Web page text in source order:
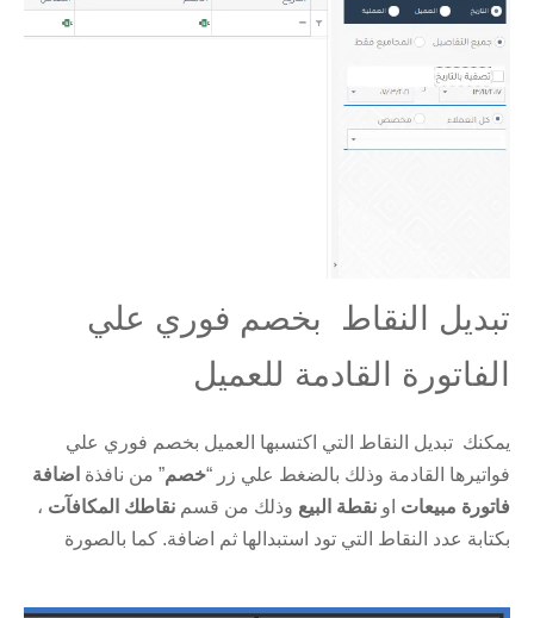
تبديل النقاط بخصم فوري علي
الفاتورة القادمة للعميل
يمكنك تبديل النقاط التي اكتسبها العميل بخصم فوري علي
فواتيرها القادمة وذلك بالضغط علي زر “خصم” من نافذة اضافة
فاتورة مبيعات او نقطة البيع وذلك من قسم نقاطك المكافآت ،
بكتابة عدد النقاط التي تود استبدالها ثم اضافة. كما بالصورة